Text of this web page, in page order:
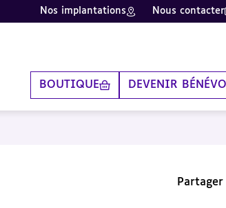
Nos implantations Nous contacter
BOUTIQUE DEVENIR
Partager